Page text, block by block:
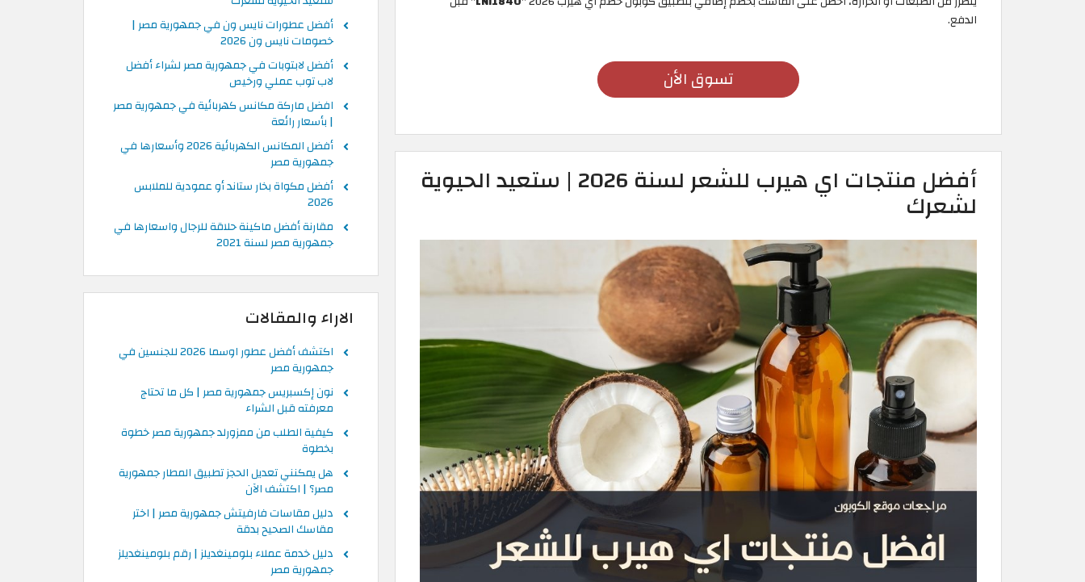
الدفع.
تسوق الأن
أفضل منتجات اي هيرب للشعر لسنة 2026 | ستعيد الحيوية
لشعرك
أفضل عطورات نايس ون في جمهورية مصر |
خصومات نايس ون 2026
أفضل لابتوبات في جمهورية مصر لشراء أفضل
لاب توب عملي ورخيص
افضل ماركة مكانس كهربائية في جمهورية مصر
| بأسعار رائعة
أفضل المكانس الكهربائية 2026 وأسعارها في
جمهورية مصر
أفضل مكواة بخار ستاند أو عمودية للملابس
2026
مقارنة أفضل ماكينة حلاقة للرجال واسعارها في
جمهورية مصر لسنة 2021
الاراء والمقالات
اكتشف أفضل عطور اوسما 2026 للجنسين في
جمهورية مصر
نون إكسبريس جمهورية مصر | كل ما تحتاج
معرفته قبل الشراء
كيفية الطلب من ممزورلد جمهورية مصر خطوة
بخطوة
هل يمكنني تعديل الحجز تطبيق المطار جمهورية
مصر؟ | اكتشف الآن
دليل مقاسات فارفيتش جمهورية مصر | اختر
مقاسك الصحيح بدقة
دليل خدمة عملاء بلومينغديلز | رقم بلومينغديلز
جمهورية مصر